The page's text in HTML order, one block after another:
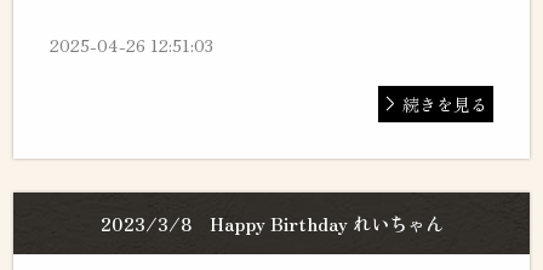
2025-04-26 12:51:03
続きを見る
2023/3/8 Happy Birthday れいちゃん